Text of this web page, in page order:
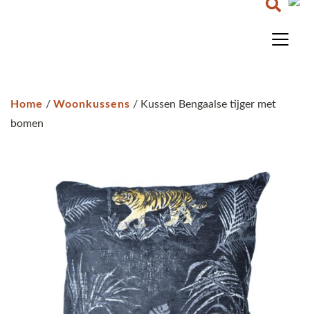
Home / Woonkussens / Kussen Bengaalse tijger met
bomen